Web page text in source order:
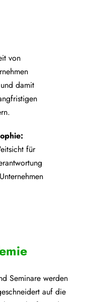
von
damit
für
Seminare werden
auf die